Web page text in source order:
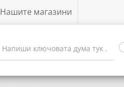
Нашите магазини